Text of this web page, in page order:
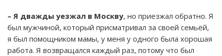
– Я дважды уезжал в Москву, но приезжал обратно. Я
был мужчиной, который присматривал за своей семьёй,
я был помощником мамы, у меня у одного была хорошая
работа. Я возвращался каждый раз, потому что был